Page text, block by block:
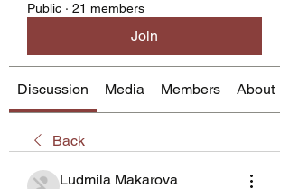
Public · 21 members
Join
Discussion Media Members About
Back
Ludmila Makarova